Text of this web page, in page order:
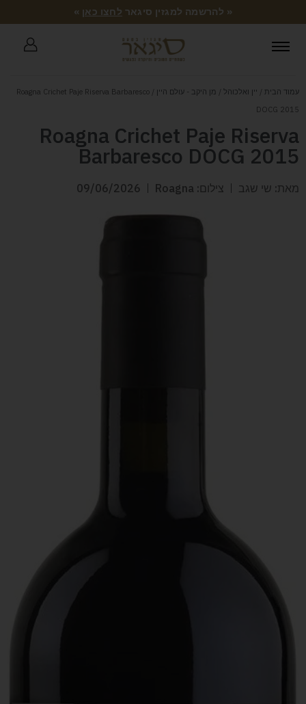
« להרשמה למגזין סיגאר לחצו כאן »
עמוד הבית / יין ואלכוהל / מן היקב - עולם היין
/ Roagna Crichet Paje Riserva Barbaresco
DOCG 2015
Roagna Crichet Paje Riserva
Barbaresco DOCG 2015
מאת: שי שגב צילום: Roagna 09/06/2026